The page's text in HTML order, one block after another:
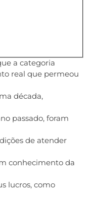
a categoria
real que permeou
década,
passado, foram
de atender
conhecimento da
lucros, como